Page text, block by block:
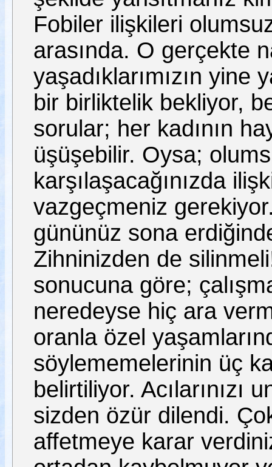
Fobiler ilişkileri
arasında. O gerçekte
yaşadıklarımızın yine
bir birliktelik bekliyor,
sorular; her kadının
üşüşebilir. Oysa;
karşılaşacağınızda
vazgeçmeniz
gününüz sona
Zihninizden de
sonucuna göre;
neredeyse hiç ara
oranla özel
söylememelerinin üç
belirtiliyor. Acılarınızı
sizden özür dilendi.
affetmeye karar